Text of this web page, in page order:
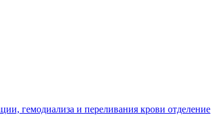
гемодиализа и переливания крови отделение